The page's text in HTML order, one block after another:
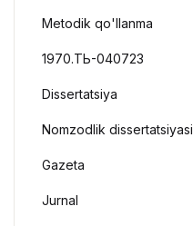
Metodik qo'llanma
1970.ТЬ-040723
Dissertatsiya
Nomzodlik dissertatsiyasi
Gazeta
Jurnal